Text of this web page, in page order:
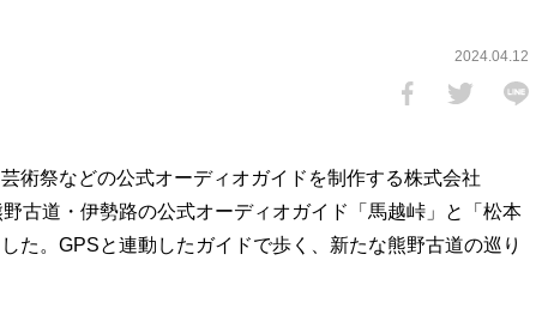
2024.04.12
術祭などの公式オーディオガイドを制作する株式会社
古道・伊勢路の公式オーディオガイド「馬越峠」と「松本
た。GPSと連動したガイドで歩く、新たな熊野古道の巡り